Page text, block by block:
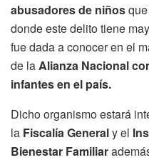
abusadores de niños
donde este delito tiene
fue dada a conocer en el
de laAlianza Nacional
infantes en el país.
Dicho organismo estará
la Fiscalía Generaly el
Bienestar Familiar